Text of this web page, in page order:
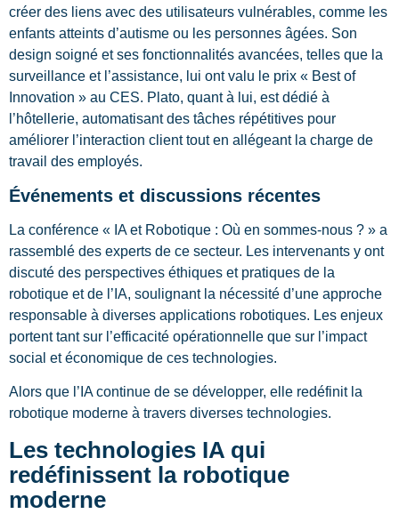
créer des liens avec des utilisateurs vulnérables, comme les
enfants atteints d’autisme ou les personnes âgées. Son
design soigné et ses fonctionnalités avancées, telles que la
surveillance et l’assistance, lui ont valu le prix « Best of
Innovation » au CES. Plato, quant à lui, est dédié à
l’hôtellerie, automatisant des tâches répétitives pour
améliorer l’interaction client tout en allégeant la charge de
travail des employés.
Événements et discussions récentes
La conférence « IA et Robotique : Où en sommes-nous ? » a
rassemblé des experts de ce secteur. Les intervenants y ont
discuté des perspectives éthiques et pratiques de la
robotique et de l’IA, soulignant la nécessité d’une approche
responsable à diverses applications robotiques. Les enjeux
portent tant sur l’efficacité opérationnelle que sur l’impact
social et économique de ces technologies.
Alors que l’IA continue de se développer, elle redéfinit la
robotique moderne à travers diverses technologies.
Les technologies IA qui
redéfinissent la robotique
moderne